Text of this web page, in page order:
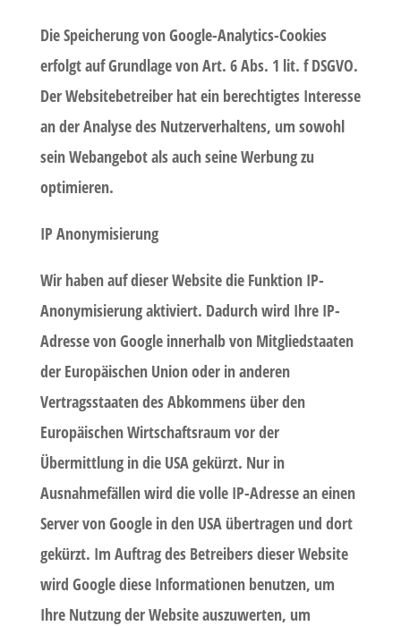
Die Speicherung von Google-Analytics-Cookies
erfolgt auf Grundlage von Art. 6 Abs. 1 lit. f DSGVO.
Der Websitebetreiber hat ein berechtigtes Interesse
an der Analyse des Nutzerverhaltens, um sowohl
sein Webangebot als auch seine Werbung zu
optimieren.
IP Anonymisierung
Wir haben auf dieser Website die Funktion IP-
Anonymisierung aktiviert. Dadurch wird Ihre IP-
Adresse von Google innerhalb von Mitgliedstaaten
der Europäischen Union oder in anderen
Vertragsstaaten des Abkommens über den
Europäischen Wirtschaftsraum vor der
Übermittlung in die USA gekürzt. Nur in
Ausnahmefällen wird die volle IP-Adresse an einen
Server von Google in den USA übertragen und dort
gekürzt. Im Auftrag des Betreibers dieser Website
wird Google diese Informationen benutzen, um
Ihre Nutzung der Website auszuwerten, um